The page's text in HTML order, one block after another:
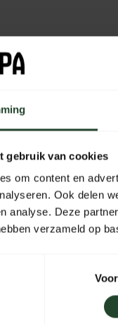
gebruik van cookies
om content en
Ook delen
analyse. Deze
verzameld op